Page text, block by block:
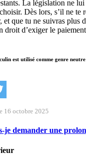
La législation ne
Dès lors, s’il ne te
et que tu ne suivras plus
droit d’exiger le
est utilisé comme genre
16 octobre 2025
je demander une